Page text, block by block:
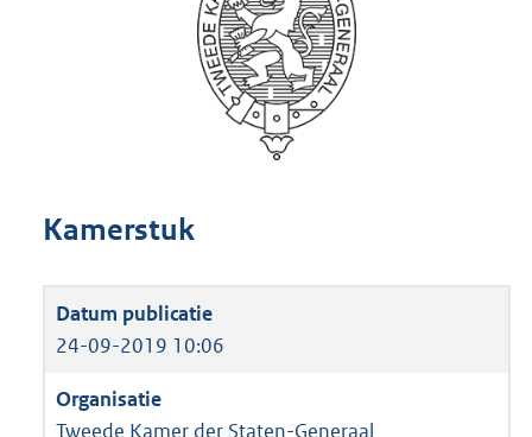
Kamerstuk
24-09-2019 10:06
Tweede Kamer der Staten-Generaal